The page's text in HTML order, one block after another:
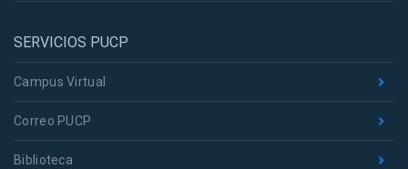
SERVICIOS PUCP
Campus Virtual
Correo PUCP
Biblioteca